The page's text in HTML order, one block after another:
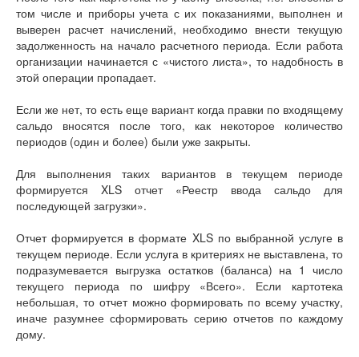
том числе и приборы учета с их показаниями, выполнен и
выверен расчет начислений, необходимо внести текущую
задолженность на начало расчетного периода. Если работа
организации начинается с «чистого листа», то надобность в
этой операции пропадает.
Если же нет, то есть еще вариант когда правки по входящему
сальдо вносятся после того, как некоторое количество
периодов (один и более) были уже закрыты.
Для выполнения таких вариантов в текущем периоде
формируется XLS отчет «Реестр ввода сальдо для
последующей загрузки».
Отчет формируется в формате XLS по выбранной услуге в
текущем периоде. Если услуга в критериях не выставлена, то
подразумевается выгрузка остатков (баланса) на 1 число
текущего периода по шифру «Всего». Если картотека
небольшая, то отчет можно формировать по всему участку,
иначе разумнее сформировать серию отчетов по каждому
дому.